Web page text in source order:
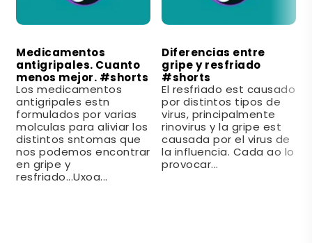
Medicamentos
antigripales. Cuanto
menos mejor. #shorts
Los medicamentos
antigripales estn
formulados por varias
molculas para aliviar los
distintos sntomas que
nos podemos encontrar
en gripe y
resfriado...Uxoa...
Diferencias entre
gripe y resfriado
#shorts
El resfriado est causado
por distintos tipos de
virus, principalmente
rinovirus y la gripe est
causada por el virus de
la influencia. Cada ao lo
provocar...